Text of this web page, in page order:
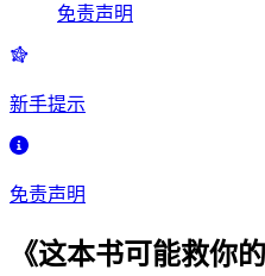
免责声明
新手提示
免责声明
《这本书可能救你